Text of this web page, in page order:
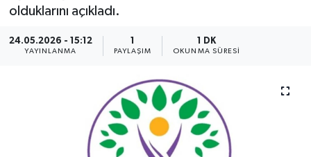
olduklarını açıkladı.
24.05.2026 - 15:12
YAYINLANMA
1
PAYLAŞIM
1 DK
OKUNMA SÜRESI